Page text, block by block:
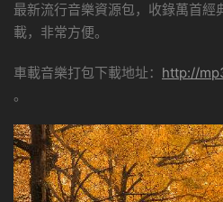
最新流行音樂資源包，收錄萬首經
載，非常方便。
車載音樂打包下載地址： http://
。